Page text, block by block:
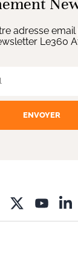
adresse
Le360
ENVOYER